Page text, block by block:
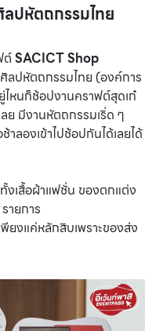
ปหัตถกรรมไทย
ต์SACICT Shop
ลปหัตถกรรมไทย (องค์การ
ไหนก็ช้อปงานคราฟต์สุดเก๋
ย มีงานหัตถกรรมเริ่ด ๆ
ลองเข้าไปช้อปกันได้เลยได้
งเสื้อผ้าแฟชั่น ของตกแต่ง
ายการ
ยงแค่หลักสิบเพราะของส่ง